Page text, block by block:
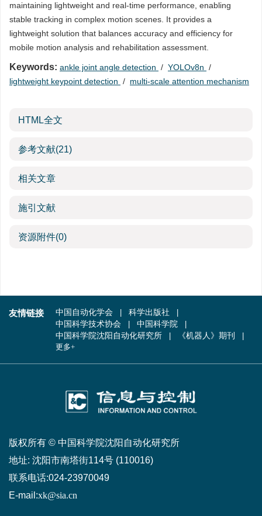
maintaining lightweight and real-time performance, enabling
stable tracking in complex motion scenes. It provides a
lightweight solution that balances accuracy and efficiency for
mobile motion analysis and rehabilitation assessment.
Keywords: ankle joint angle detection / YOLOv8n /
lightweight keypoint detection / multi-scale attention mechanism
HTML全文
参考文献(21)
相关文章
施引文献
资源附件(0)
友情链接 中国自动化学会
科学出版社
中国科学技术协会
中国科学院
中国科学院沈阳自动化研究所
《机器人》期刊
更多+
版权所有 © 中国科学院沈阳自动化研究所
地址: 沈阳市南塔街114号 (110016)
联系电话:024-23970049
E-mail:xk@sia.cn